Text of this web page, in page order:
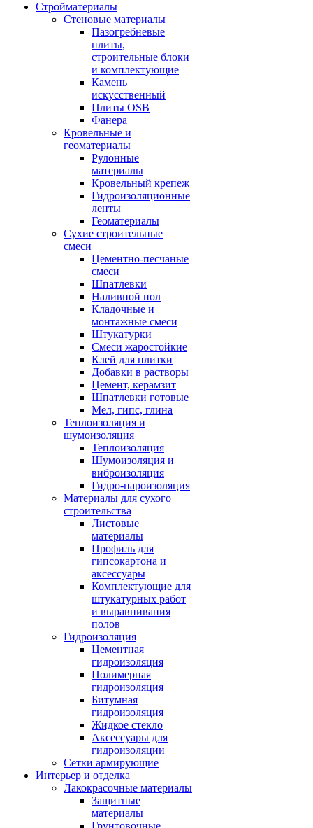
Стройматериалы
Стеновые материалы
Пазогребневые
плиты,
строительные блоки
и комплектующие
Камень
искусственный
Плиты OSB
Фанера
Кровельные и
геоматериалы
Рулонные
материалы
Кровельный крепеж
Гидроизоляционные
ленты
Геоматериалы
Сухие строительные
смеси
Цементно-песчаные
смеси
Шпатлевки
Наливной пол
Кладочные и
монтажные смеси
Штукатурки
Смеси жаростойкие
Клей для плитки
Добавки в растворы
Цемент, керамзит
Шпатлевки готовые
Мел, гипс, глина
Теплоизоляция и
шумоизоляция
Теплоизоляция
Шумоизоляция и
виброизоляция
Гидро-пароизоляция
Материалы для сухого
строительства
Листовые
материалы
Профиль для
гипсокартона и
аксессуары
Комплектующие для
штукатурных работ
и выравнивания
полов
Гидроизоляция
Цементная
гидроизоляция
Полимерная
гидроизоляция
Битумная
гидроизоляция
Жидкое стекло
Аксессуары для
гидроизоляции
Сетки армирующие
Интерьер и отделка
Лакокрасочные материалы
Защитные
материалы
Грунтовочные